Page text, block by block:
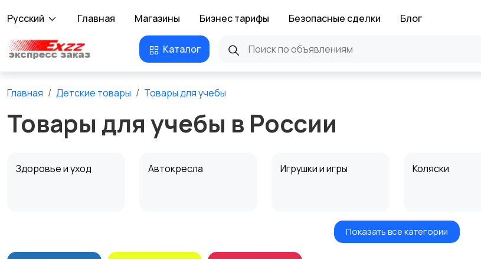
Русский Главная Магазины Бизнес тарифы Безопасные сделки Блог
Каталог
Главная Детские товары Товары для учебы
Товары для учебы в России
Здоровье и уход Автокресла Игрушки и игры Коляски
детской
Радио- и видеоняни Товары для мам
Показать все категории